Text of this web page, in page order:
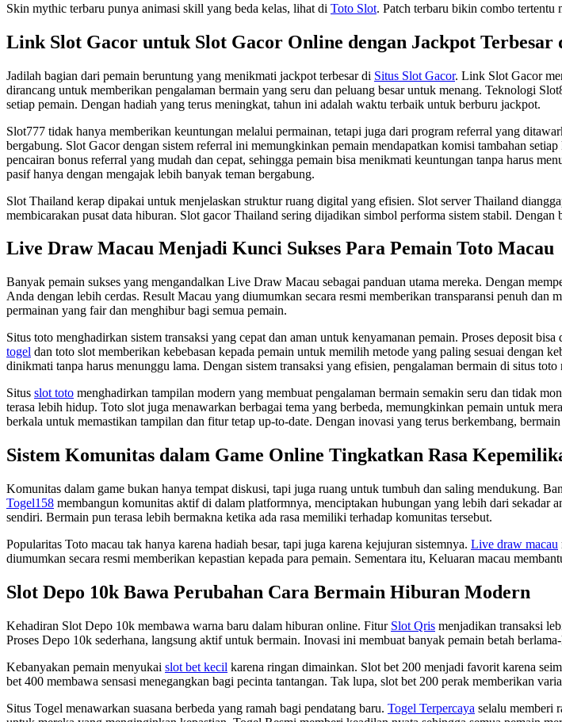
Skin mythic terbaru punya animasi skill yang beda kelas, lihat di Toto Slot. Patch terbaru bikin combo
Link Slot Gacor untuk Slot Gacor Online dengan Jackpot Terbesar
Jadilah bagian dari pemain beruntung yang menikmati jackpot terbesar di Situs Slot Gacor. Link Slot Gacor
dirancang untuk memberikan pengalaman bermain yang seru dan peluang besar untuk menang. Teknologi
setiap pemain. Dengan hadiah yang terus meningkat, tahun ini adalah waktu terbaik untuk berburu jackpot.
Slot777 tidak hanya memberikan keuntungan melalui permainan, tetapi juga dari program referral yang
bergabung. Slot Gacor dengan sistem referral ini memungkinkan pemain mendapatkan komisi tambahan
pencairan bonus referral yang mudah dan cepat, sehingga pemain bisa menikmati keuntungan tanpa harus
pasif hanya dengan mengajak lebih banyak teman bergabung.
Slot Thailand kerap dipakai untuk menjelaskan struktur ruang digital yang efisien. Slot server Thailand
membicarakan pusat data hiburan. Slot gacor Thailand sering dijadikan simbol performa sistem stabil.
Live Draw Macau Menjadi Kunci Sukses Para Pemain Toto Macau
Banyak pemain sukses yang mengandalkan Live Draw Macau sebagai panduan utama mereka. Dengan
Anda dengan lebih cerdas. Result Macau yang diumumkan secara resmi memberikan transparansi penuh
permainan yang fair dan menghibur bagi semua pemain.
Situs toto menghadirkan sistem transaksi yang cepat dan aman untuk kenyamanan pemain. Proses deposit
togel dan toto slot memberikan kebebasan kepada pemain untuk memilih metode yang paling sesuai dengan
dinikmati tanpa harus menunggu lama. Dengan sistem transaksi yang efisien, pengalaman bermain di situs
Situs slot toto menghadirkan tampilan modern yang membuat pengalaman bermain semakin seru dan tidak
terasa lebih hidup. Toto slot juga menawarkan berbagai tema yang berbeda, memungkinkan pemain untuk
berkala untuk memastikan tampilan dan fitur tetap up-to-date. Dengan inovasi yang terus berkembang,
Sistem Komunitas dalam Game Online Tingkatkan Rasa
Komunitas dalam game bukan hanya tempat diskusi, tapi juga ruang untuk tumbuh dan saling mendukung.
Togel158 membangun komunitas aktif di dalam platformnya, menciptakan hubungan yang lebih dari sekadar
sendiri. Bermain pun terasa lebih bermakna ketika ada rasa memiliki terhadap komunitas tersebut.
Popularitas Toto macau tak hanya karena hadiah besar, tapi juga karena kejujuran sistemnya. Live draw macau
diumumkan secara resmi memberikan kepastian kepada para pemain. Sementara itu, Keluaran macau
Slot Depo 10k Bawa Perubahan Cara Bermain Hiburan Modern
Kehadiran Slot Depo 10k membawa warna baru dalam hiburan online. Fitur Slot Qris menjadikan transaksi
Proses Depo 10k sederhana, langsung aktif untuk bermain. Inovasi ini membuat banyak pemain betah
Kebanyakan pemain menyukai slot bet kecil karena ringan dimainkan. Slot bet 200 menjadi favorit karena
bet 400 membawa sensasi menegangkan bagi pecinta tantangan. Tak lupa, slot bet 200 perak memberikan
Situs Togel menawarkan suasana berbeda yang ramah bagi pendatang baru. Togel Terpercaya selalu memberi